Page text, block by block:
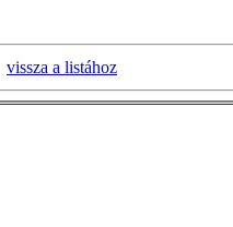
vissza a listához